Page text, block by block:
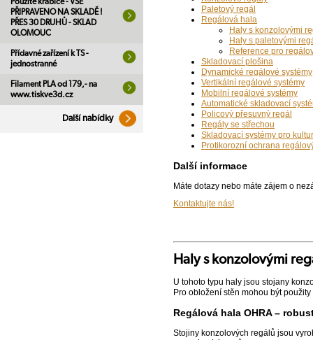
PŘIPRAVENO NA SKLADĚ !
PŘES 30 DRUHŮ - SKLAD
OLOMOUC
Přídavné zařízení k TS -
jednostranné
Filament PLA od 179,- na
www.tiskve3d.cz
Další nabídky
Paletový regál
Regálová hala
Haly s konzolovými
Haly s paletovými
Reference pro
Skladovací plošina
Dynamické regálové systémy
Vertikální regálové systémy
Mobilní regálové systémy
Automatické skladovací
Policový přesuvný regál
Regály se střechou
Skladovací systémy pro
Protikorozní ochrana
Další informace
Máte dotazy nebo máte zájem o
Kontaktujte nás!
Haly s konzolovými
U tohoto typu haly jsou stojany
Pro obložení stěn mohou být
Regálová hala OHRA –
Stojiny konzolových regálů jsou